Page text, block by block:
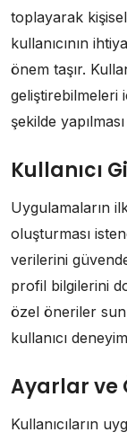
toplayarak
kullanıcının
önem taşır.
geliştirebilmeleri
şekilde
Kullanıcı
Uygulamaların
oluşturması
verilerini
profil bilgilerini
özel öneriler
kullanıcı
Ayarlar ve
Kullanıcıların